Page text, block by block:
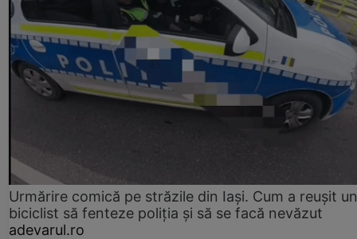
Urmărire comică pe străzile din Iași. Cum a reușit un
biciclist să fenteze poliția și să se facă nevăzut
adevarul.ro